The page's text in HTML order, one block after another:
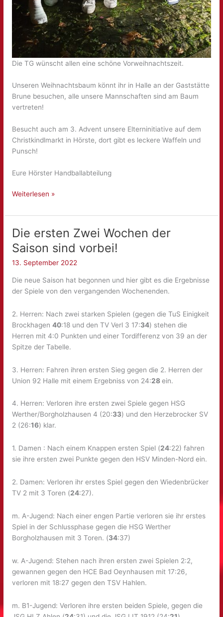
Die TG wünscht allen eine schöne Vorweihnachtszeit.
Unseren Weihnachtsbaum könnt ihr in Halle an der Gaststätte
Brune besuchen, alle unsere Mannschaften sind am Baum
vertreten!
Besucht auch am 3. Advent unsere Elterninitiative auf dem
Christkindlmarkt in Hörste, dort gibt es leckere Waffeln und
Punsch!
Eure Hörster Handballabteilung
Vorweihnachtlicher
von
der
TG
Weiterlesen »
Die ersten Zwei Wochen der
Saison sind vorbei!
13. September 2022
Die neue Saison hat begonnen und hier gibt es die Ergebnisse
der Spiele von den vergangenden Wochenenden.
2. Herren: Nach zwei starken Spielen (gegen die TuS Einigkeit
Brockhagen40:18 und den TV Verl 3 17:34) stehen die
Herren mit 4:0 Punkten und einer Tordifferenz von 39 an der
Spitze der Tabelle.
3. Herren: Fahren ihren ersten Sieg gegen die 2. Herren der
Union 92 Halle mit einem Ergebniss von 24:28ein.
4. Herren: Verloren ihre ersten zwei Spiele gegen HSG
Werther/Borgholzhausen 4 (20:33) und den Herzebrocker SV
2 (26:16) klar.
1. Damen : Nach einem Knappen ersten Spiel (24:22) fahren
sie ihre ersten zwei Punkte gegen den HSV Minden-Nord ein.
2. Damen: Verloren ihr erstes Spiel gegen den Wiedenbrücker
TV 2 mit 3 Toren (24:27).
m. A-Jugend: Nach einer engen Partie verloren sie ihr erstes
Spiel in der Schlussphase gegen die HSG Werther
Borgholzhausen mit 3 Toren. (34:37)
w. A-Jugend: Stehen nach ihren ersten zwei Spielen 2:2,
gewannen gegen den HCE Bad Oeynhausen mit 17:26,
verloren mit 18:27 gegen den TSV Hahlen.
m. B1-Jugend: Verloren ihre ersten beiden Spiele, gegen die